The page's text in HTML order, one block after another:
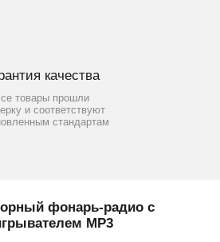
качества
товары прошли
и соответствуют
стандартам
фонарь-радио с
MP3